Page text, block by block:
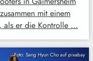
mit einem
als er die Kontrolle …
Foto: Sang Hyun Cho auf pixabay